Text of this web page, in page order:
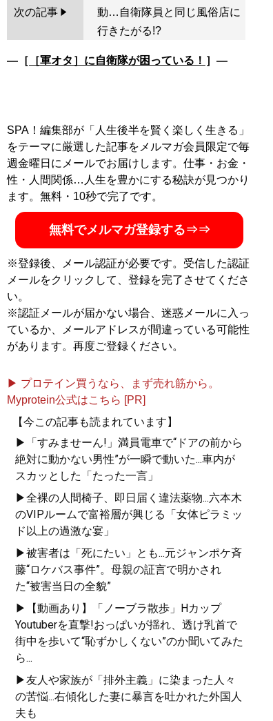
次の記事
動…自衛隊員と同じ風俗店に
行きたがる!?
―［ ［軍オタ］に自衛隊が困っている！ ］―
SPA！編集部が「人生後半を賢く楽しく生きる」
をテーマに厳選した記事をメルマガ会員限定で毎
週金曜日にメールでお届けします。仕事・お金・
性・人間関係…人生を豊かにする秘訣が見つかり
ます。無料・10秒で完了です。
無料でメルマガ登録する⇒⇒
※登録後、メール認証が必要です。受信した認証
メールをクリックして、登録を完了させてくださ
い。
※認証メールが届かない場合、迷惑メールに入っ
ているか、メールアドレスが間違っている可能性
があります。再度ご登録ください。
▶ プロテイン買うなら、まず売れ筋から。
Myprotein公式はこちら [PR]
【今この記事も読まれています】
▶「すみませーん!」満員電車で“ドアの前から
絶対に動かない男性”が一瞬で動いた...車内が
スカッとした「たった一言」
▶全裸の人間椅子、即日届く違法薬物...六本木
のVIPルームで富裕層が興じる「女体ピラミッ
ド以上の過激な宴」
▶被害者は「死にたい」とも...元ジャンポケ斉
藤“ロケバス事件”。母親の証言で明かされ
た“被害当日の全貌”
▶【動画あり】「ノーブラ散歩」Hカップ
Youtuberを直撃!おっぱいが揺れ、透け乳首で
街中を歩いて“恥ずかしくない”のか聞いてみた
ら...
▶友人や家族が「排外主義」に染まった人々
の苦悩...右傾化した妻に暴言を吐かれた外国人
夫も